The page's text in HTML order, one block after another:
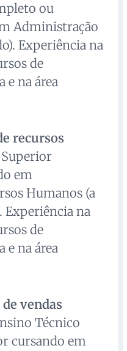
ou
Administração
Experiência na
de
e na área
recursos
em
Humanos (a
Experiência na
de
e na área
vendas
Técnico
cursando em